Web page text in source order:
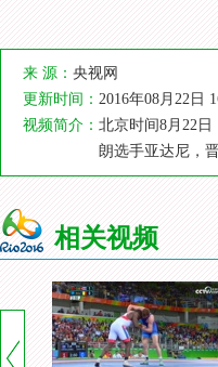
来 源： 央视网
更新时间： 2016年08月22日
视频简介： 北京时间8月22
朗选手亚达尼，
相关视频